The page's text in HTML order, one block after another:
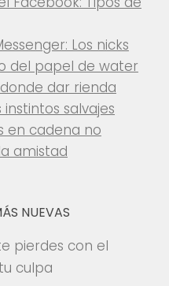
Los nicks
del papel de water
dar rienda
salvajes
en cadena no
amistad
NUEVAS
pierdes con el
culpa